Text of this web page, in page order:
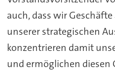
auch, dass wir
unserer strategischen
konzentrieren damit
und ermöglichen diesen